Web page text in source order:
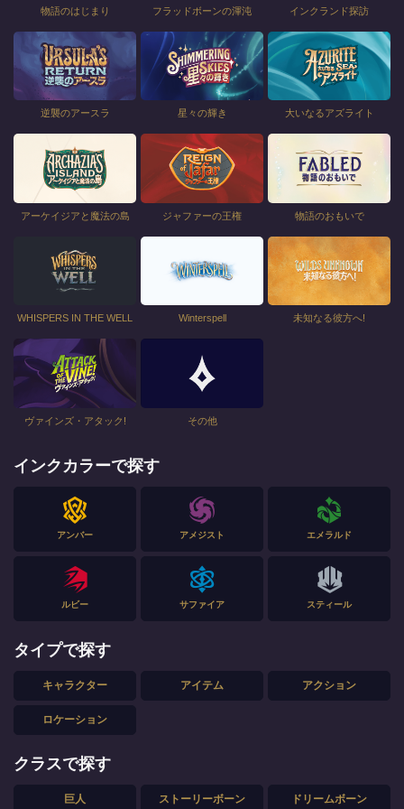
物語のはじまり フラッドボーンの渾沌 インクランド探訪
逆襲のアースラ 星々の輝き 大いなるアズライト
アーケイジアと魔法の島 ジャファーの王権 物語のおもいで
WHISPERS IN THE WELL Winterspell 未知なる彼方へ!
ヴァインズ・アタック! その他
インクカラーで探す
アンバー アメジスト エメラルド
ルビー サファイア スティール
タイプで探す
キャラクター アイテム アクション
ロケーション
クラスで探す
巨人 ストーリーボーン ドリームボーン